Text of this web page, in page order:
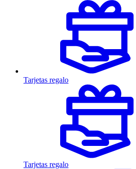
Tarjetas regalo
Tarjetas regalo